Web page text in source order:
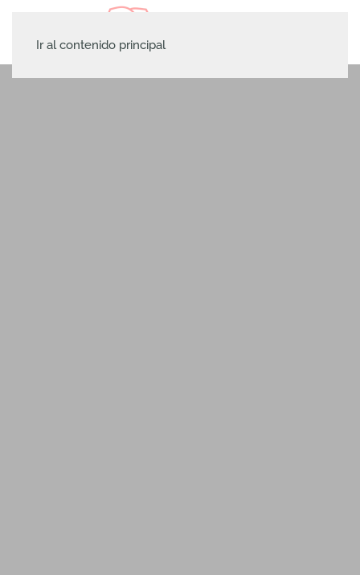
Ir al contenido principal